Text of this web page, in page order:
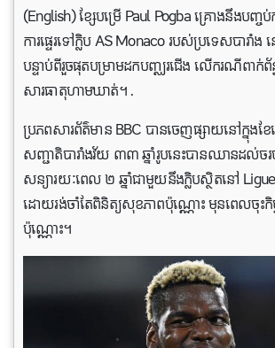
(English) ខ្សែបម្រើ Paul Pogba គ្រោងនឹងបញ្ច
ការផ្ទេរទៅក្លិប AS Monaco របស់ប្រទេសបារាំង
បន្ទាប់ពីរួចផុតបម្រាមដកបញ្ឈរជើង លើករណីពាក់ព័
សារធាតុហាមឃាត់។ .
ប្រភពសារព័ត៌មាន BBC បានចេញផ្សាយនៅក្នុងខែន
សញ្ជាតិបារាំងវ័យ ៣៣ ឆ្នាំរូបនេះបានឈានដល់ចរច
សន្យារយៈពេល ២ ឆ្នាំជាមួយនឹងក្លិបស្ថិតនៅ
ដោយរង់ចាំតែពិនិត្យសុខភាពប៉ុណ្ណោះ មុនពេលចុះកិច្ច
ប៉ុណ្ណោះ។